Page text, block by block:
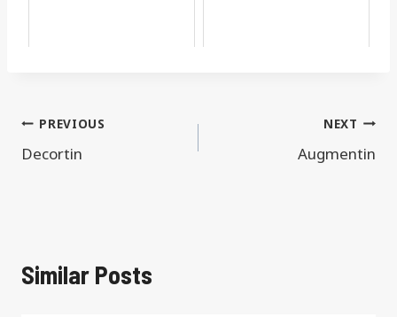
Navigacija
objava
PREVIOUS
Decortin
NEXT
Augmentin
Similar Posts